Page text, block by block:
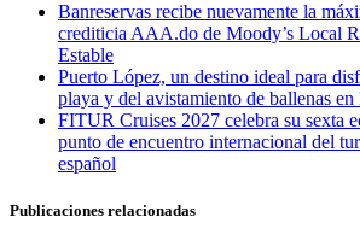
Banreservas recibe nuevamente la
crediticia AAA.do de Moody’s Local
Estable
Puerto López, un destino ideal para
playa y del avistamiento de ballenas en
FITUR Cruises 2027 celebra su sexta
punto de encuentro internacional del
español
Publicaciones relacionadas